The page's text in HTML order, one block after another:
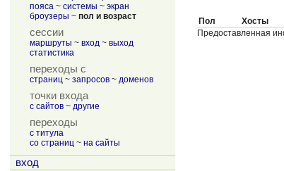
пояса ~ системы ~ экран
броузеры ~ пол и возраст
сессии
маршруты ~ вход ~ выход
статистика
переходы с
страниц ~ запросов ~ доменов
точки входа
с сайтов ~ другие
переходы
с титула
со страниц ~ на сайты
вход
Пол Хосты
Предоставленная